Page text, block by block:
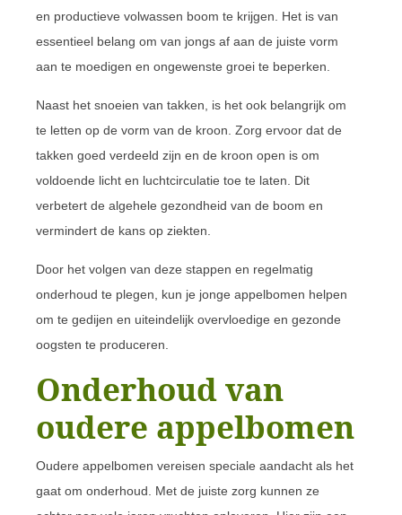
en productieve volwassen boom te krijgen. Het is van
essentieel belang om van jongs af aan de juiste vorm
aan te moedigen en ongewenste groei te beperken.
Naast het snoeien van takken, is het ook belangrijk om
te letten op de vorm van de kroon. Zorg ervoor dat de
takken goed verdeeld zijn en de kroon open is om
voldoende licht en luchtcirculatie toe te laten. Dit
verbetert de algehele gezondheid van de boom en
vermindert de kans op ziekten.
Door het volgen van deze stappen en regelmatig
onderhoud te plegen, kun je jonge appelbomen helpen
om te gedijen en uiteindelijk overvloedige en gezonde
oogsten te produceren.
Onderhoud van
oudere appelbomen
Oudere appelbomen vereisen speciale aandacht als het
gaat om onderhoud. Met de juiste zorg kunnen ze